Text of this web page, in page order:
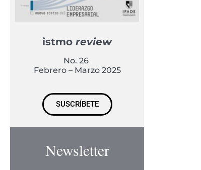
istmoreview
No. 26
Febrero – Marzo 2025
SUSCRÍBETE
Newsletter